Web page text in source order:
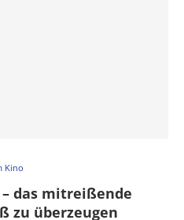
Kino
– das mitreißende
zu überzeugen